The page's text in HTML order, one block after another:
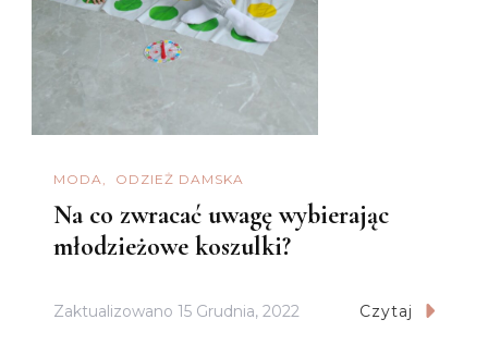
MODA ODZIEŻ DAMSKA
Na co zwracać uwagę wybierając
młodzieżowe koszulki?
Zaktualizowano 15 Grudnia, 2022 Czytaj